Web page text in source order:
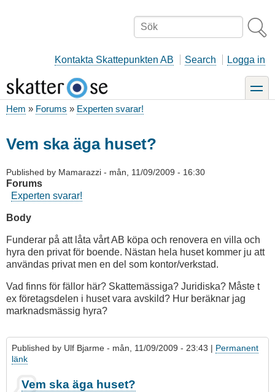
Sök
Kontakta Skattepunkten AB Search Logga in
toggle
Hem Forums Experten svarar!
Vem ska äga huset?
Published by Mamarazzi - mån, 11/09/2009 - 16:30
Forums
Experten svarar!
Body
Funderar på att låta vårt AB köpa och renovera en villa och
hyra den privat för boende. Nästan hela huset kommer ju att
användas privat men en del som kontor/verkstad.
Vad finns för fällor här? Skattemässiga? Juridiska? Måste t
ex företagsdelen i huset vara avskild? Hur beräknar jag
marknadsmässig hyra?
Published by Ulf Bjarme - mån, 11/09/2009 - 23:43 | Permanent
länk
Vem ska äga huset?